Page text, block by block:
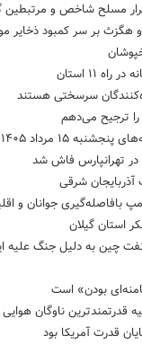
هگزث بر سر کمبود ذخایر
۱۱ استان
سرسختی هستند
را ترجیح می‌دهم
۱۵ مرداد ۱۴۰۵
آذربایجان شرقی
بافاصله‌گیری جوانان و
استان گیلان
چین به دلیل جنگ علیه
بودن» است
قدرتمندترین ناوگان هوایی
قدرت آمریکا بود